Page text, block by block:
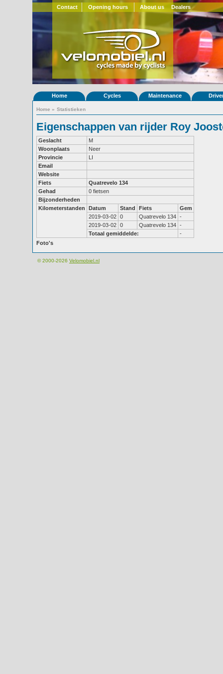
Contact Opening hours About us Dealers
Home Cycles Maintenance
Home » Statistieken
Eigenschappen van rijder Roy
Geslacht
M
Woonplaats
Neer
Provincie
LI
Email
Website
Fiets
Quatrevelo 134
Gehad
0 fietsen
Bijzonderheden
Kilometerstanden
Datum Stand Fiets
Gem
2019-03-02 0 Quatrevelo 134 -
2019-03-02 0 Quatrevelo 134 -
Totaal gemiddelde:
-
Foto's
© 2000-2026 Velomobiel.nl